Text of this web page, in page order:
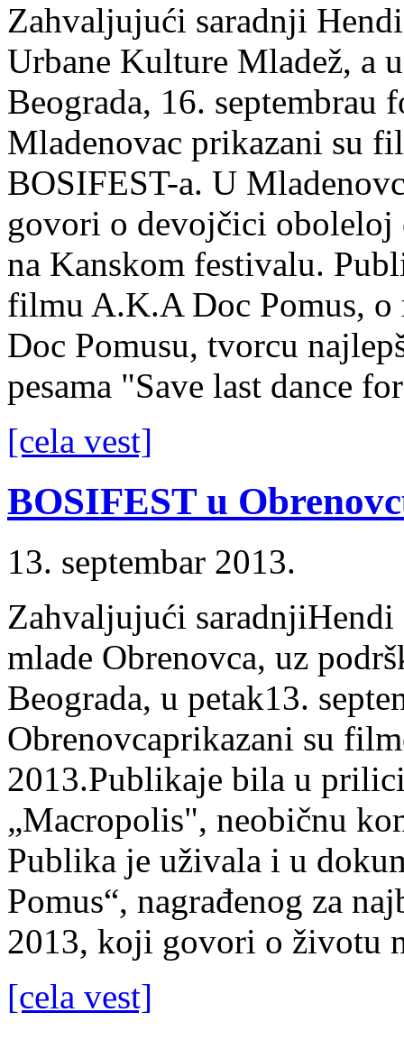
Zahvaljujući saradnji
Urbane Kulture Mladež, a
Beograda, 16. septembrau
Mladenovac prikazani su
BOSIFEST-a. U
govori o devojčici oboleloj
na Kanskom festivalu.
filmu A.K.A Doc Pomus, o
Doc Pomusu, tvorcu
pesama "Save last dance
[cela vest]
BOSIFEST u
13. septembar 2013.
Zahvaljujući
mlade Obrenovca, uz
Beograda, u petak13.
Obrenovcaprikazani su
2013.Publikaje bila u
„Macropolis", neobičnu
Publika je uživala i u
Pomus“, nagrađenog za
2013, koji govori o životu
[cela vest]